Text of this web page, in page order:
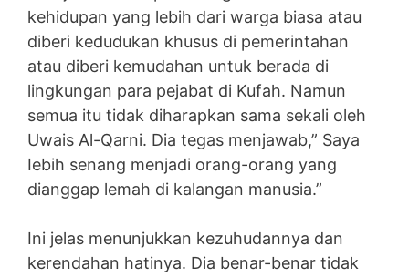
kehidupan yang lebih dari warga biasa atau
diberi kedudukan khusus di pemerintahan
atau diberi kemudahan untuk berada di
lingkungan para pejabat di Kufah. Namun
semua itu tidak diharapkan sama sekali oleh
Uwais Al-Qarni. Dia tegas menjawab,” Saya
Iebih senang menjadi orang-orang yang
dianggap lemah di kalangan manusia.”
Ini jelas menunjukkan kezuhudannya dan
kerendahan hatinya. Dia benar-benar tidak